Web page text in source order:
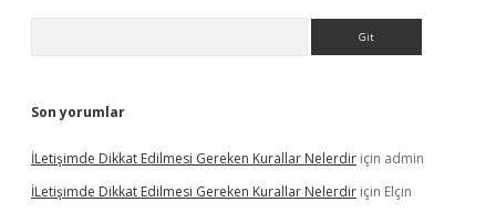
Son yorumlar
İLetişimde Dikkat Edilmesi Gereken Kurallar Nelerdir için admin
İLetişimde Dikkat Edilmesi Gereken Kurallar Nelerdir için Elçin